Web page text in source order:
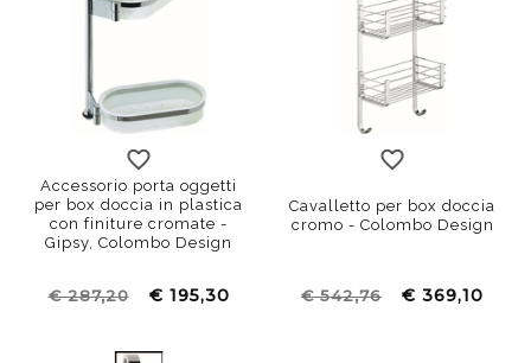
Accessorio porta oggetti
per box doccia in plastica
con finiture cromate -
Gipsy, Colombo Design
€ 287,20 € 195,30
Cavalletto per box doccia
cromo - Colombo Design
€ 542,76 € 369,10